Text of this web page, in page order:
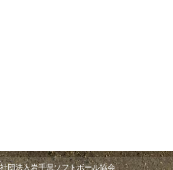
団法人岩手県ソフトボール協会